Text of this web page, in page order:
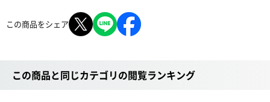
この商品をシェア
この商品と同じカテゴリの閲覧ランキング